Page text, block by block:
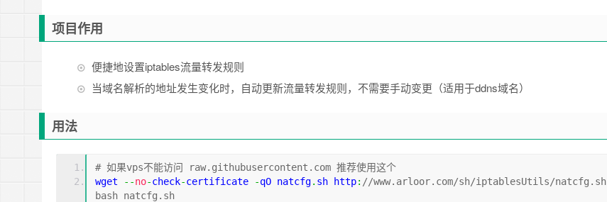
项目作用
便捷地设置iptables流量转发规则
当域名解析的地址发生变化时，自动更新流量转发规则，不需要手动变更（适用于ddns域名）
用法
# 如果vps不能访问 raw.githubusercontent.com 推荐使用这个
wget
--no-check-certificate -qO natcfg. sh http: //www.arloor.com/sh/iptablesUtils/natcfg.sh
bash natcfg.sh